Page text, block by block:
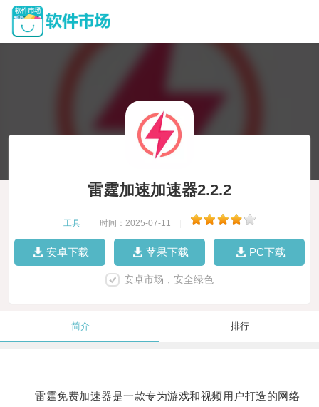
雷霆加速加速器2.2.2
工具 时间：2025-07-11
安卓下载 苹果下载 PC下载
安卓市场，安全绿色
简介 排行
雷霆免费加速器是一款专为游戏和视频用户打造的网络